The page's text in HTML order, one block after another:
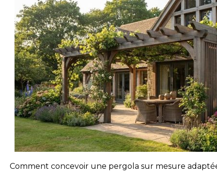
Comment concevoir une pergola sur mesure